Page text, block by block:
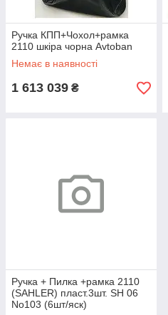
Ручка КПП+Чохол+рамка
2110 шкіра чорна Avtoban
Немає в наявності
1 613 039 ₴
Ручка + Пилка +рамка 2110
(SAHLER) пласт.3шт. SH 06
No103 (6шт/яск)